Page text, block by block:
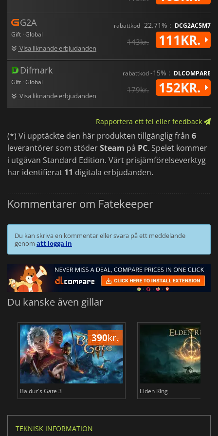
G2A
Gift · Global
Visa liknande erbjudanden
rabattkod-22.71% : DCG2AC5M7
143kr. 111KR.
Difmark
Gift · Global
Visa liknande erbjudanden
rabattkod-15% : DLCOMPARE
179kr. 152KR.
Rapportera ett fel eller feedback
(*) Vi upptäckte den här produkten tillgänglig från 6
leverantörer som stöderSteam på PC. Spelet kommer
i utgåvan Standard Edition. Vårt prisjämförelseverktyg
har identifierat 11 digitala erbjudanden.
Kommentarer om Fatekeeper
Du kan skriva en kommentar eller svara på ett meddelande
genom att logga in
Du kanske även gillar
390kr.
Baldur's Gate 3 Elden Ring
TEKNISK INFORMATION